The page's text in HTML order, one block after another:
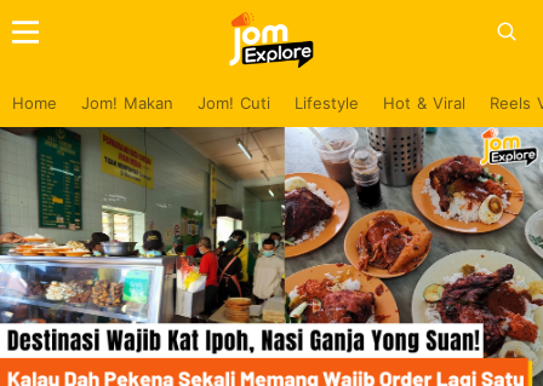
Home Jom! Makan Jom! Cuti Lifestyle Hot & Viral Reels